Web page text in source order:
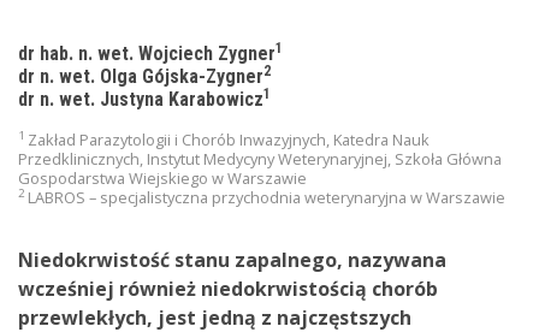
dr hab. n. wet. Wojciech Zygner1
dr n. wet. Olga Gójska-Zygner2
dr n. wet. Justyna Karabowicz1
1 Zakład Parazytologii i Chorób Inwazyjnych, Katedra Nauk
Przedklinicznych, Instytut Medycyny Weterynaryjnej, Szkoła Główna
Gospodarstwa Wiejskiego w Warszawie
2 LABROS – specjalistyczna przychodnia weterynaryjna w Warszawie
Niedokrwistość stanu zapalnego, nazywana
wcześniej również niedokrwistością chorób
przewlekłych, jest jedną z najczęstszych